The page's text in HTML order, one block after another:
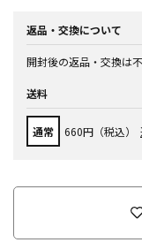
返品・交換について
開封後の返品・交換は
送料
通常 660円（税込）